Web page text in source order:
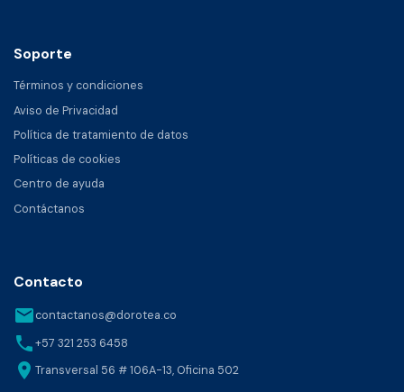
Soporte
Términos y condiciones
Aviso de Privacidad
Política de tratamiento de datos
Políticas de cookies
Centro de ayuda
Contáctanos
Contacto
emailcontactanos@dorotea.co
phone+57 321 253 6458
location_onTransversal 56 # 106A-13, Oficina 502